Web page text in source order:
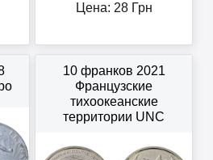
Цена: 28Грн
10 франков 2021
Французские
тихоокеанские
территории UNC